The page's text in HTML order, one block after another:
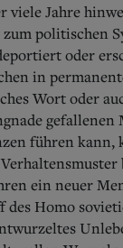
viele Jahre
politischen
oder
in
Wort oder
gefallenen
führen kann,
ein neuer
des Homo